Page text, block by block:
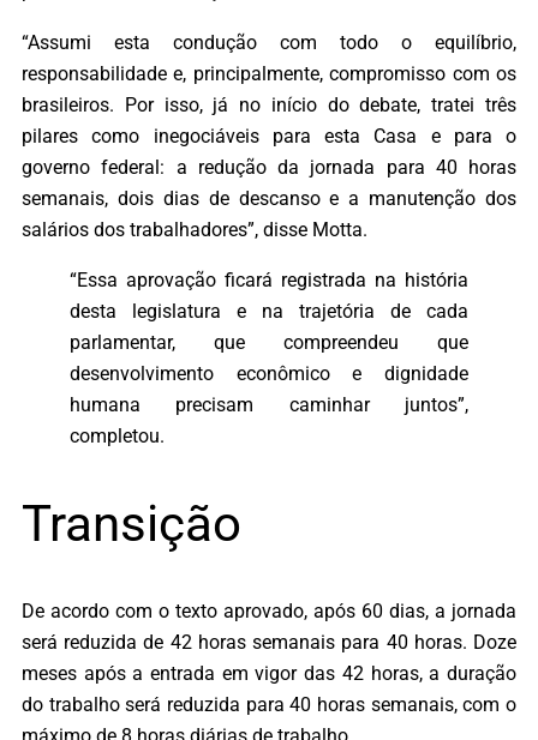
“Assumi esta condução com todo o equilíbrio,
responsabilidade e, principalmente, compromisso com os
brasileiros. Por isso, já no início do debate, tratei três
pilares como inegociáveis para esta Casa e para o
governo federal: a redução da jornada para 40 horas
semanais, dois dias de descanso e a manutenção dos
salários dos trabalhadores”, disse Motta.
“Essa aprovação ficará registrada na história
desta legislatura e na trajetória de cada
parlamentar, que compreendeu que
desenvolvimento econômico e dignidade
humana precisam caminhar juntos”,
completou.
Transição
De acordo com o texto aprovado, após 60 dias, a jornada
será reduzida de 42 horas semanais para 40 horas. Doze
meses após a entrada em vigor das 42 horas, a duração
do trabalho será reduzida para 40 horas semanais, com o
máximo de 8 horas diárias de trabalho.